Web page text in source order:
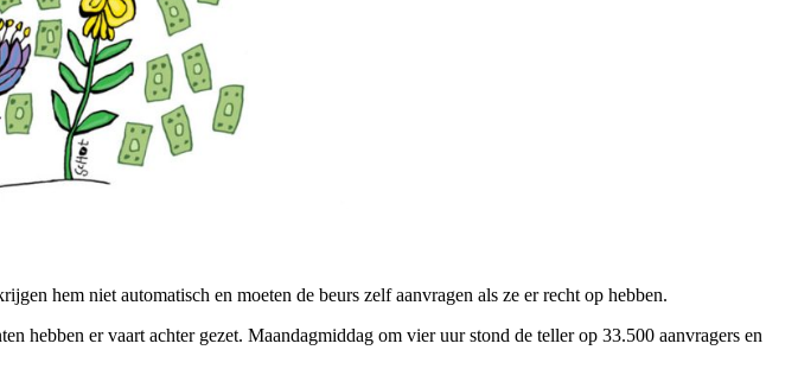
hem niet automatisch en moeten de beurs zelf aanvragen als ze er recht op hebben.
hebben er vaart achter gezet. Maandagmiddag om vier uur stond de teller op 33.500 aanvragers en